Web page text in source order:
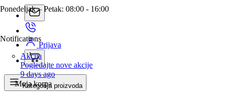
Ponedeljak – Petak: 08:00 - 16:00
Notifications
Akcija
Pogledajte nove akcije
9 days ago
Prijava
Moja korpa
Kategorija proizvoda